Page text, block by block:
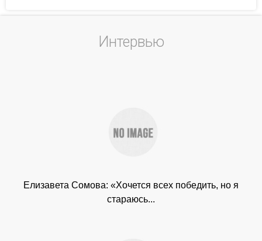
Интервью
Елизавета Сомова: «Хочется всех победить, но я
стараюсь...